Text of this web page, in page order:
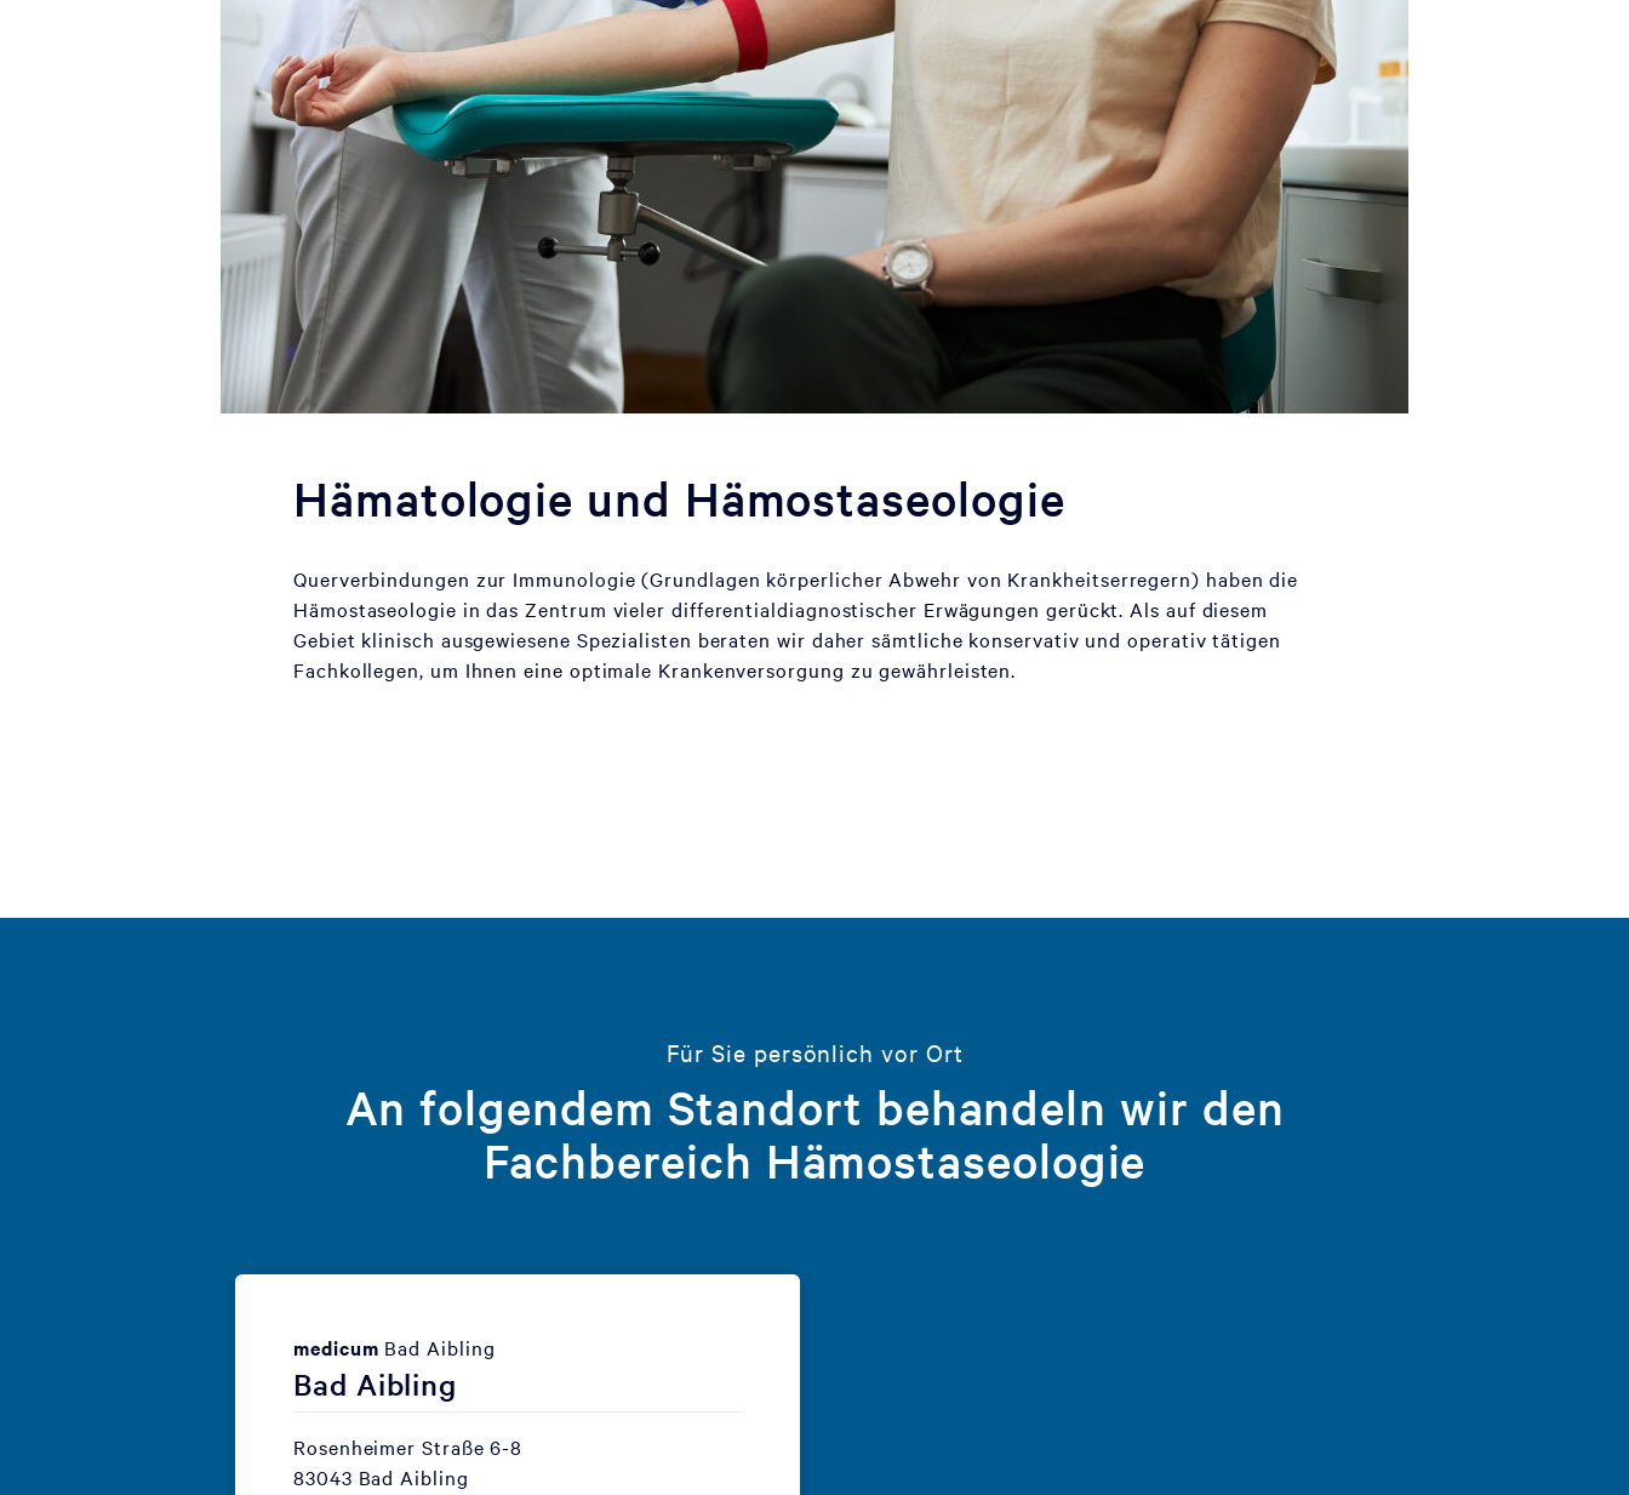
Hämatologie und Hämostaseologie
Querverbindungen zur Immunologie (Grundlagen körperlicher Abwehr von Krankheitserregern) haben die
Hämostaseologie in das Zentrum vieler differentialdiagnostischer Erwägungen gerückt. Als auf diesem
Gebiet klinisch ausgewiesene Spezialisten beraten wir daher sämtliche konservativ und operativ tätigen
Fachkollegen, um Ihnen eine optimale Krankenversorgung zu gewährleisten.
Für Sie persönlich vor Ort
An folgendem Standort behandeln wir den
Fachbereich Hämostaseologie
medicum Bad Aibling
Bad Aibling
Rosenheimer Straße 6-8
83043 Bad Aibling